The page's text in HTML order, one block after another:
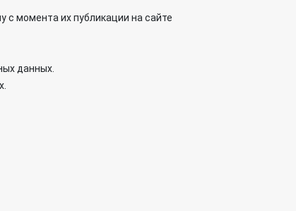
с момента их публикации на сайте
данных.